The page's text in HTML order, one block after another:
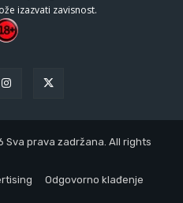
izazvati zavisnost.
prava zadržana. All rights
Odgovorno klađenje